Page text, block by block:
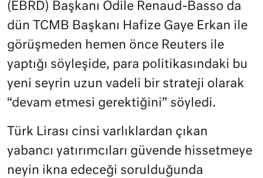
(EBRD) Başkanı Odile Renaud-Basso da
dün TCMB Başkanı Hafize Gaye Erkan ile
görüşmeden hemen önce Reuters ile
yaptığı söyleşide, para politikasındaki bu
yeni seyrin uzun vadeli bir strateji olarak
“devam etmesi gerektiğini” söyledi.
Türk Lirası cinsi varlıklardan çıkan
yabancı yatırımcıları güvende hissetmeye
neyin ikna edeceği sorulduğunda